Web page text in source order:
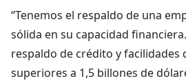
“Tenemos el respaldo de una
sólida en su capacidad
respaldo de crédito y facilidades
superiores a 1,5 billones de